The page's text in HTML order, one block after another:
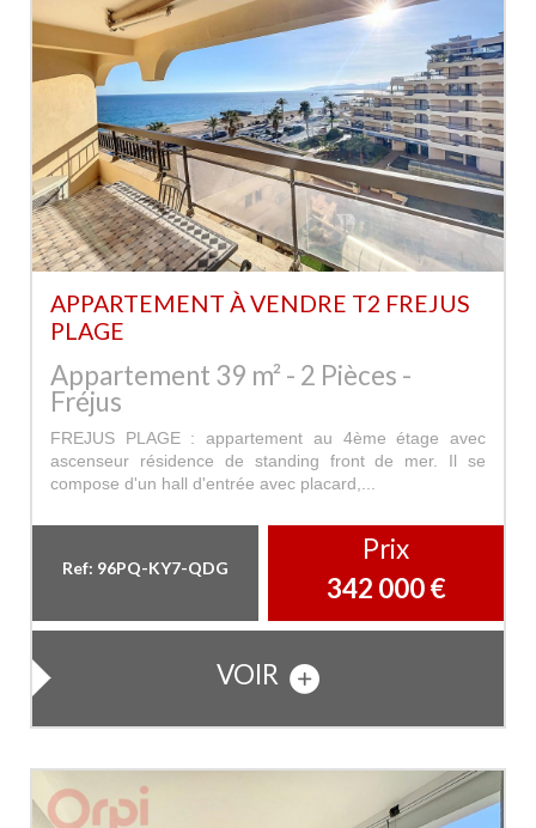
APPARTEMENT À VENDRE T2 FREJUS
PLAGE
Appartement 39 m² - 2 Pièces -
Fréjus
FREJUS PLAGE : appartement au 4ème étage avec
ascenseur résidence de standing front de mer. Il se
compose d'un hall d'entrée avec placard,...
Ref: 96PQ-KY7-QDG
Prix
342 000 €
VOIR